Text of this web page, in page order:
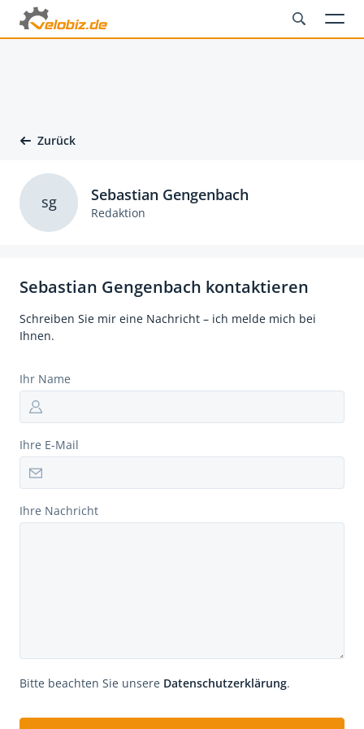
Zurück
Sebastian Gengenbach kontaktieren
Schreiben Sie mir eine Nachricht – ich melde mich bei
Ihnen.
Ihr Name
Ihre E-Mail
Ihre Nachricht
Bitte beachten Sie unsere Datenschutzerklärung.
sg Sebastian Gengenbach
Redaktion